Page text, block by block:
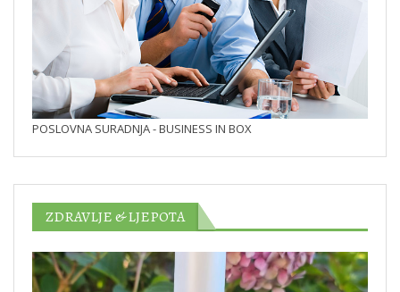
POSLOVNA SURADNJA - BUSINESS IN BOX
ZDRAVLJE & LJEPOTA